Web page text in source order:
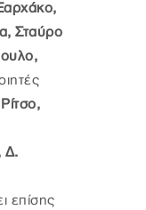
Σταύρο
Δ.
επίσης